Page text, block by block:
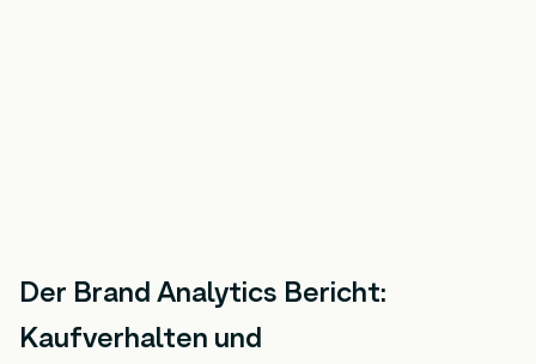
Der Brand Analytics Bericht:
Kaufverhalten und